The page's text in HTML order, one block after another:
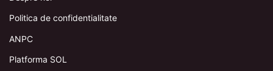
Politica de confidentialitate
ANPC
Platforma SOL